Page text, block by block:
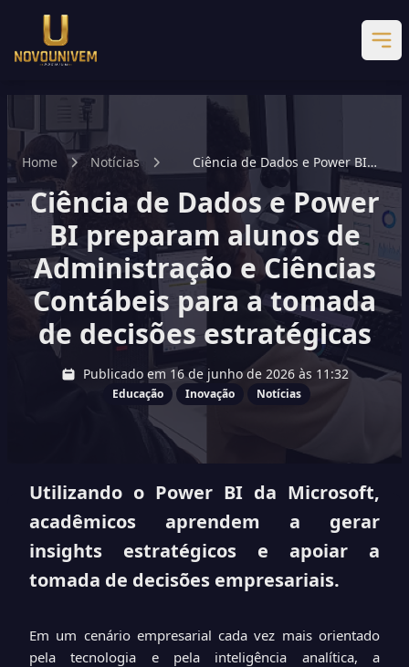
Home Notícias
Ciência de Dados e Power BI
preparam alunos de
Administração e Ciências
Contábeis para a tomada de
decisões estratégicas
Ciência de Dados e Power
BI preparam alunos de
Administração e Ciências
Contábeis para a tomada
de decisões estratégicas
Publicado em 16 de junho de 2026 às 11:32
Educação Inovação Notícias
Utilizando o Power BI da Microsoft,
acadêmicos aprendem a gerar
insights estratégicos e apoiar a
tomada de decisões empresariais.
Em um cenário empresarial cada vez mais orientado
pela tecnologia e pela inteligência analítica, a